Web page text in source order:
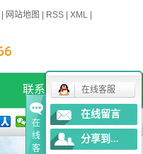
网站地图 RSS XML
联系我们
联系方式
在
线
客
在线客服
在线留言
分享到...